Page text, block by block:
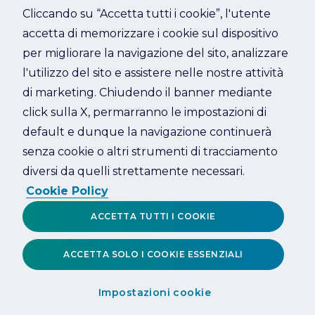
Refresh
Cliccando su “Accetta tutti i cookie”, l'utente
accetta di memorizzare i cookie sul dispositivo
per migliorare la navigazione del sito, analizzare
l'utilizzo del sito e assistere nelle nostre attività
di marketing. Chiudendo il banner mediante
click sulla X, permarranno le impostazioni di
default e dunque la navigazione continuerà
senza cookie o altri strumenti di tracciamento
diversi da quelli strettamente necessari.
Cookie Policy
Impostazioni cookie
ACCETTA SOLO I COOKIE ESSENZIALI
ACCETTA TUTTI I COOKIE